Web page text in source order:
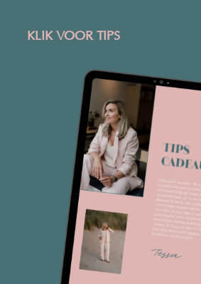
KLIK VOOR TIPS